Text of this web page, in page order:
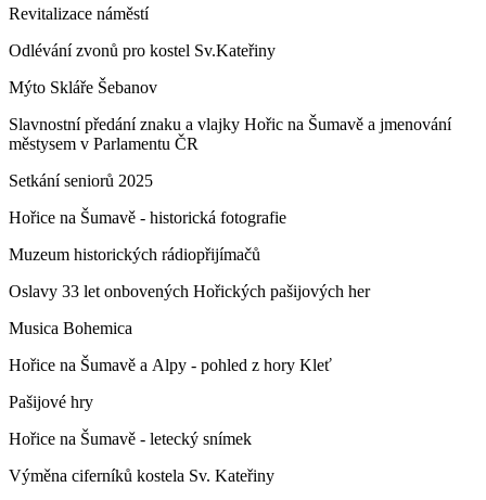
Revitalizace náměstí
Odlévání zvonů pro kostel Sv.Kateřiny
Mýto Skláře Šebanov
Slavnostní předání znaku a vlajky Hořic na Šumavě a jmenování
městysem v Parlamentu ČR
Setkání seniorů 2025
Hořice na Šumavě - historická fotografie
Muzeum historických rádiopřijímačů
Oslavy 33 let onbovených Hořických pašijových her
Musica Bohemica
Hořice na Šumavě a Alpy - pohled z hory Kleť
Pašijové hry
Hořice na Šumavě - letecký snímek
Výměna ciferníků kostela Sv. Kateřiny